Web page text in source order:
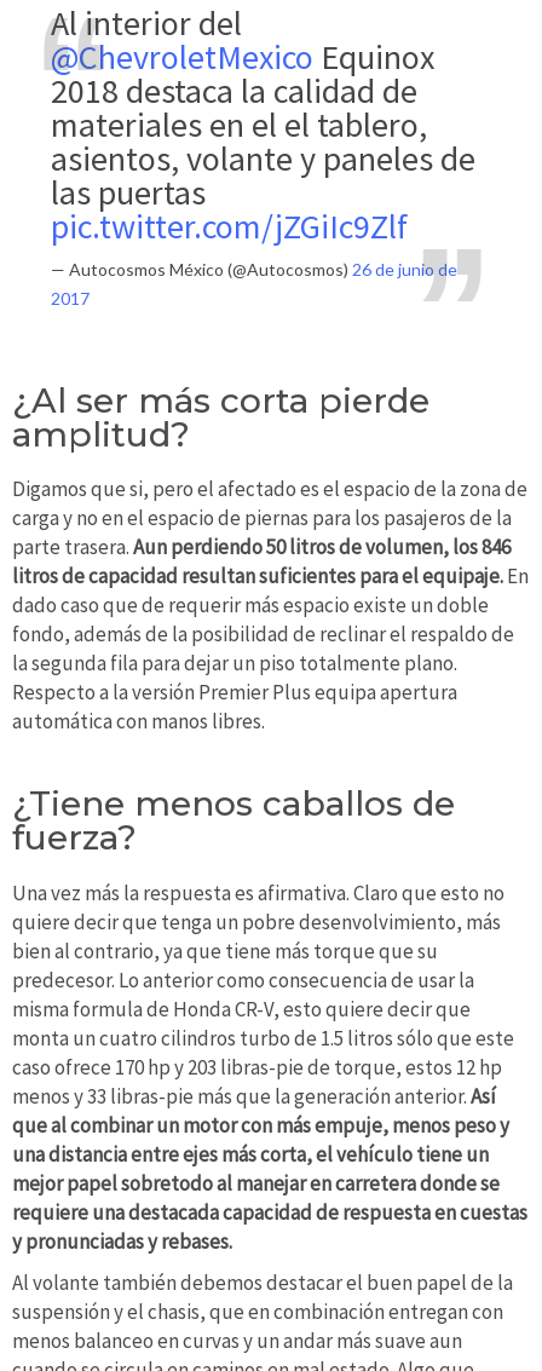
Al interior del
@ChevroletMexico Equinox
2018 destaca la calidad de
materiales en el el tablero,
asientos, volante y paneles de
las puertas
pic.twitter.com/jZGiIc9Zlf
— Autocosmos México (@Autocosmos) 26 de junio de
2017
¿Al ser más corta pierde
amplitud?
Digamos que si, pero el afectado es el espacio de la zona de
carga y no en el espacio de piernas para los pasajeros de la
parte trasera.Aun perdiendo 50 litros de volumen, los 846
litros de capacidad resultan suficientes para el equipaje.En
dado caso que de requerir más espacio existe un doble
fondo, además de la posibilidad de reclinar el respaldo de
la segunda fila para dejar un piso totalmente plano.
Respecto a la versión Premier Plus equipa apertura
automática con manos libres.
¿Tiene menos caballos de
fuerza?
Una vez más la respuesta es afirmativa. Claro que esto no
quiere decir que tenga un pobre desenvolvimiento, más
bien al contrario, ya que tiene más torque que su
predecesor. Lo anterior como consecuencia de usar la
misma formula de Honda CR-V, esto quiere decir que
monta un cuatro cilindros turbo de 1.5 litros sólo que este
caso ofrece 170 hp y 203 libras-pie de torque, estos 12 hp
menos y 33 libras-pie más que la generación anterior.Así
que al combinar un motor con más empuje, menos peso y
una distancia entre ejes más corta, el vehículo tiene un
mejor papel sobretodo al manejar en carretera donde se
requiere una destacada capacidad de respuesta en cuestas
y pronunciadas y rebases.
Al volante también debemos destacar el buen papel de la
suspensión y el chasis, que en combinación entregan con
menos balanceo en curvas y un andar más suave aun